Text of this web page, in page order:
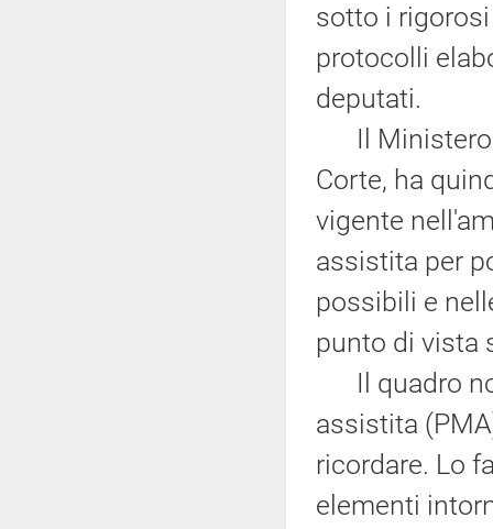
sotto i
protocolli
deputati.
Il Ministero
Corte, ha
vigente
assistita per
possibili e
punto di vista
Il quadro
assistita
ricordare. Lo
elementi